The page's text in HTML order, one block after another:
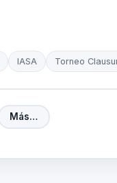
IASA Torneo
Más…